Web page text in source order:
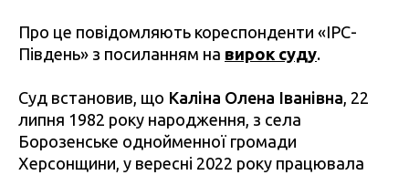
Про це повідомляють кореспонденти «ІРС-
Південь» з посиланням на вирок суду.
Суд встановив, що Каліна Олена Іванівна, 22
липня 1982 року народження, з села
Борозенське однойменної громади
Херсонщини, у вересні 2022 року працювала